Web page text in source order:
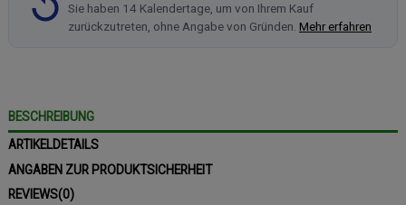
Sie haben 14 Kalendertage, um von Ihrem Kauf
zurückzutreten, ohne Angabe von Gründen. Mehr erfahren
BESCHREIBUNG
ARTIKELDETAILS
ANGABEN ZUR PRODUKTSICHERHEIT
REVIEWS(0)